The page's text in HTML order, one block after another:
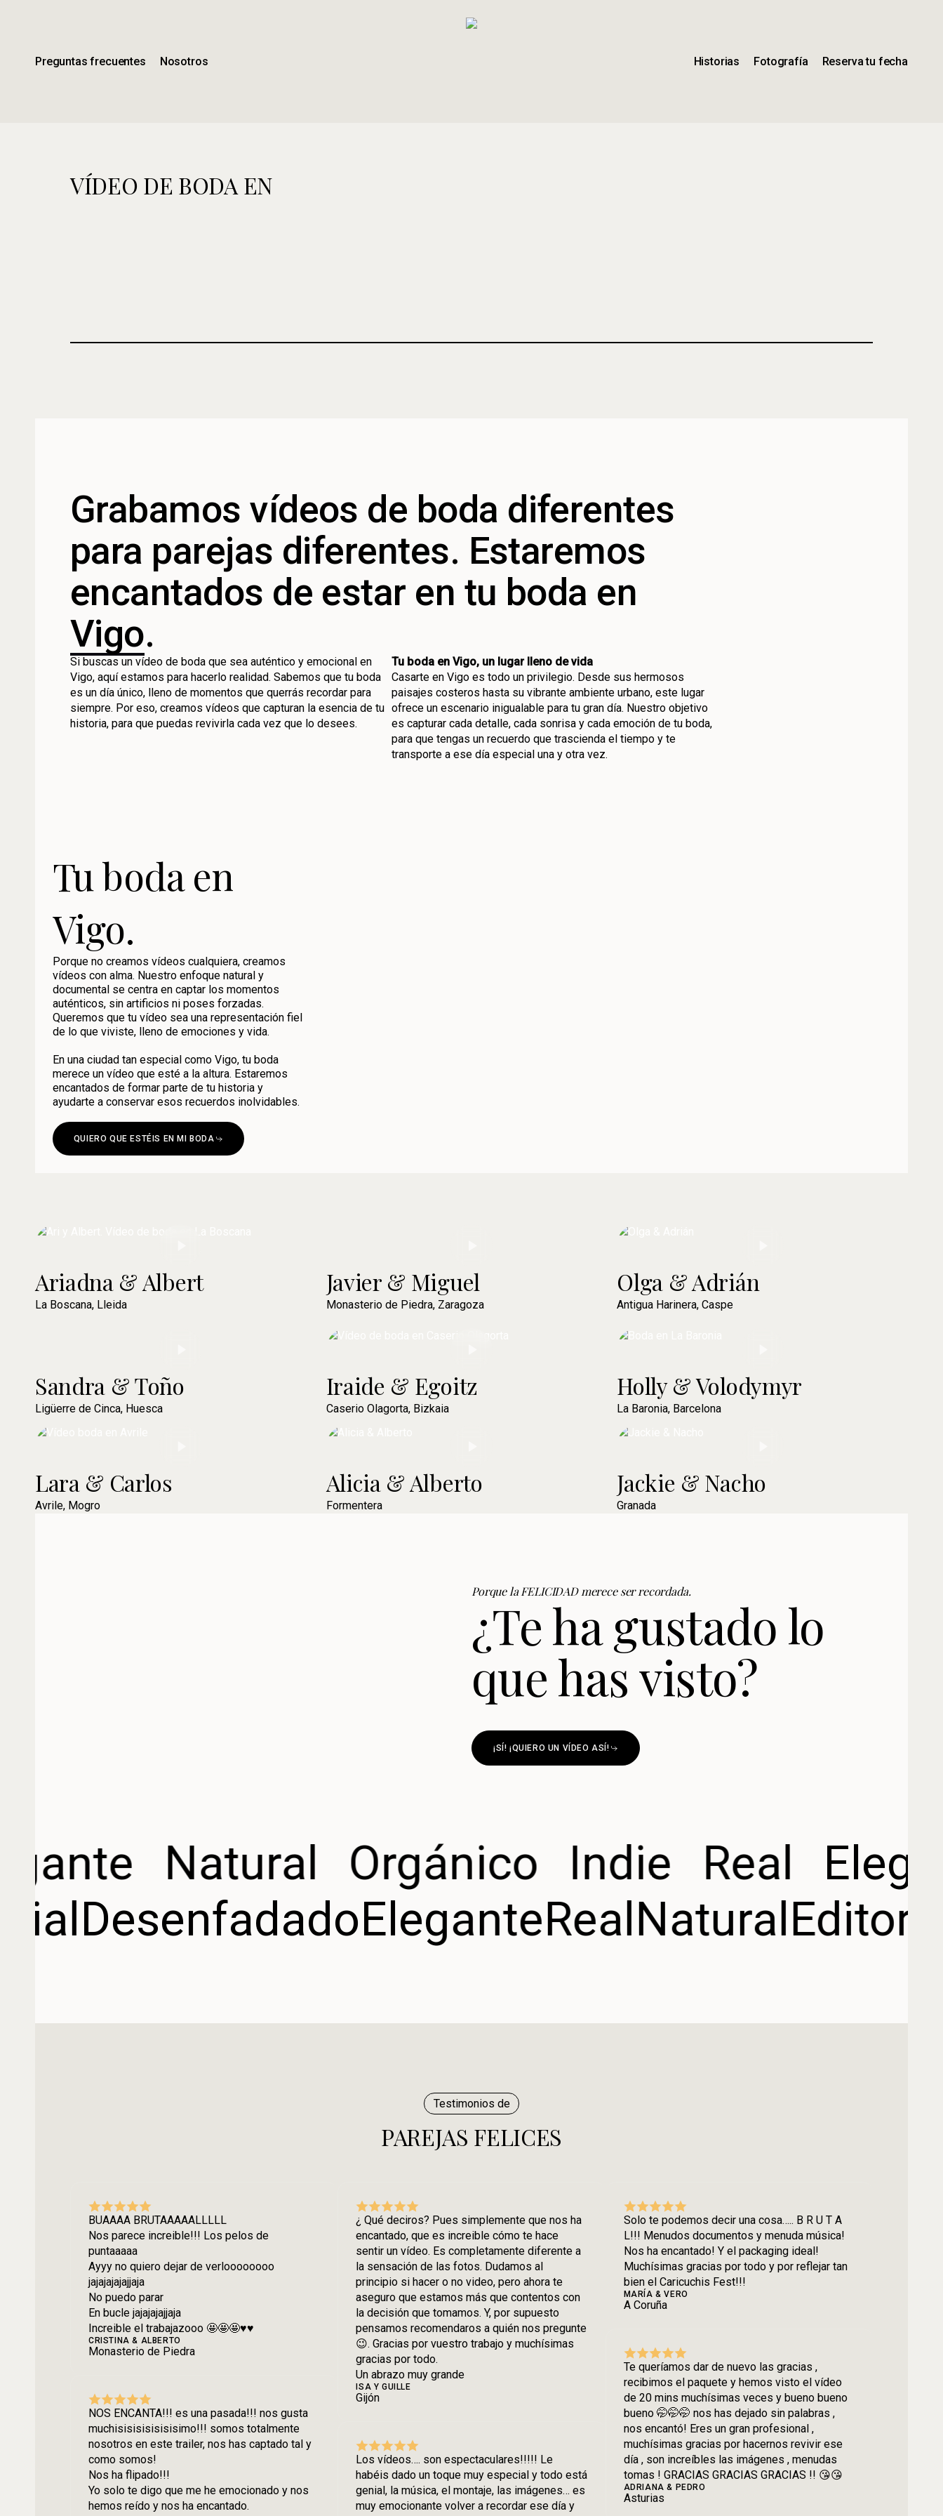
Preguntas frecuentes Nosotros Historias Fotografía Reserva tu fecha
VÍDEO DE BODA EN
Grabamos vídeos de boda diferentes
para parejas diferentes. Estaremos
encantados de estar en tu boda en
Vigo.
Si buscas un vídeo de boda que sea auténtico y emocional en
Vigo, aquí estamos para hacerlo realidad. Sabemos que tu boda
es un día único, lleno de momentos que querrás recordar para
siempre. Por eso, creamos vídeos que capturan la esencia de tu
historia, para que puedas revivirla cada vez que lo desees.
Tu boda en Vigo, un lugar lleno de vida
Casarte en Vigo es todo un privilegio. Desde sus hermosos
paisajes costeros hasta su vibrante ambiente urbano, este lugar
ofrece un escenario inigualable para tu gran día. Nuestro objetivo
es capturar cada detalle, cada sonrisa y cada emoción de tu boda,
para que tengas un recuerdo que trascienda el tiempo y te
transporte a ese día especial una y otra vez.
Tu boda en
Vigo.
Porque no creamos vídeos cualquiera, creamos
vídeos con alma. Nuestro enfoque natural y
documental se centra en captar los momentos
auténticos, sin artificios ni poses forzadas.
Queremos que tu vídeo sea una representación fiel
de lo que viviste, lleno de emociones y vida.
En una ciudad tan especial como Vigo, tu boda
merece un vídeo que esté a la altura. Estaremos
encantados de formar parte de tu historia y
ayudarte a conservar esos recuerdos inolvidables.
QUIERO QUE ESTÉIS EN MI BODA
Ariadna & Albert
La Boscana, Lleida
Javier & Miguel
Monasterio de Piedra, Zaragoza
Olga & Adrián
Antigua Harinera, Caspe
Sandra & Toño
Ligüerre de Cinca, Huesca
Iraide & Egoitz
Caserio Olagorta, Bizkaia
Holly & Volodymyr
La Baronia, Barcelona
Lara & Carlos
Avrile, Mogro
Alicia & Alberto
Formentera
Jackie & Nacho
Granada
Porque la FELICIDAD merece ser recordada.
¿Te ha gustado lo
que has visto?
¡SÍ! ¡QUIERO UN VÍDEO ASÍ!
Natural Orgánico Indie Real
DesenfadadoEleganteRealNatural
Testimonios de
PAREJAS FELICES
BUAAAA BRUTAAAAALLLLL
Nos parece increible!!! Los pelos de
puntaaaaa
Ayyy no quiero dejar de verloooooooo
jajajajajajjaja
No puedo parar
En bucle jajajajajjaja
Increible el trabajazooo 🤩🤩🤩♥️♥️
CRISTINA & ALBERTO
Monasterio de Piedra
NOS ENCANTA!!! es una pasada!!! nos gusta
muchisisisisisisisimo!!! somos totalmente
nosotros en este trailer, nos has captado tal y
como somos!
Nos ha flipado!!!
Yo solo te digo que me he emocionado y nos
hemos reído y nos ha encantado.
¿ Qué deciros? Pues simplemente que nos ha
encantado, que es increible cómo te hace
sentir un vídeo. Es completamente diferente a
la sensación de las fotos. Dudamos al
principio si hacer o no video, pero ahora te
aseguro que estamos más que contentos con
la decisión que tomamos. Y, por supuesto
pensamos recomendaros a quién nos pregunte
😉. Gracias por vuestro trabajo y muchísimas
gracias por todo.
Un abrazo muy grande
ISA Y GUILLE
Gijón
Los vídeos…. son espectaculares!!!!! Le
habéis dado un toque muy especial y todo está
genial, la música, el montaje, las imágenes… es
muy emocionante volver a recordar ese día y
Solo te podemos decir una cosa….. B R U T A
L!!! Menudos documentos y menuda música!
Nos ha encantado! Y el packaging ideal!
Muchísimas gracias por todo y por reflejar tan
bien el Caricuchis Fest!!!
MARÍA & VERO
A Coruña
Te queríamos dar de nuevo las gracias ,
recibimos el paquete y hemos visto el vídeo
de 20 mins muchísimas veces y bueno bueno
bueno 🤭🤭🤭 nos has dejado sin palabras ,
nos encantó! Eres un gran profesional ,
muchísimas gracias por hacernos revivir ese
día , son increíbles las imágenes , menudas
tomas ! GRACIAS GRACIAS GRACIAS !! 😘😘
ADRIANA & PEDRO
Asturias